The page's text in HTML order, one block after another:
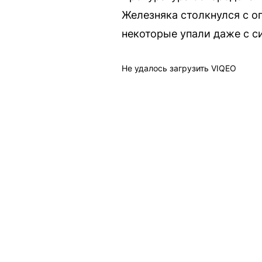
Железняка столкнулся с
некоторые упали даже с
Не удалось загрузить VIQEO